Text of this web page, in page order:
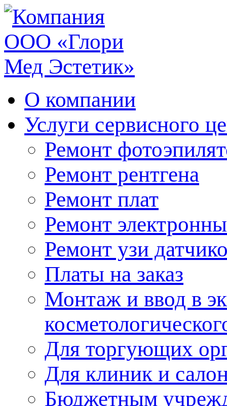
О компании
Услуги сервисного
Ремонт
Ремонт рентгена
Ремонт плат
Ремонт
Ремонт узи
Платы на заказ
Монтаж и ввод в
Для торгующих
Для клиник и
Бюджетным